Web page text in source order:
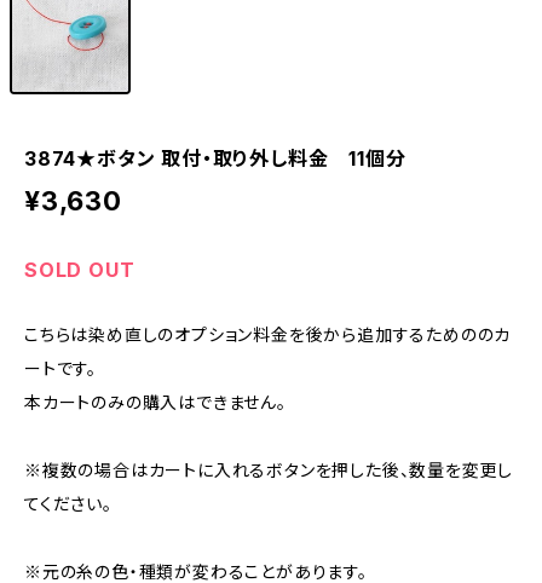
3874★ボタン 取付・取り外し料金 11個分
¥3,630
SOLD OUT
こちらは染め直しのオプション料金を後から追加するためののカ
ートです。
本カートのみの購入はできません。
※複数の場合はカートに入れるボタンを押した後、数量を変更し
てください。
※元の糸の色・種類が変わることがあります。